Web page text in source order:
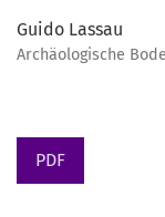
Guido Lassau
Archäologische
PDF